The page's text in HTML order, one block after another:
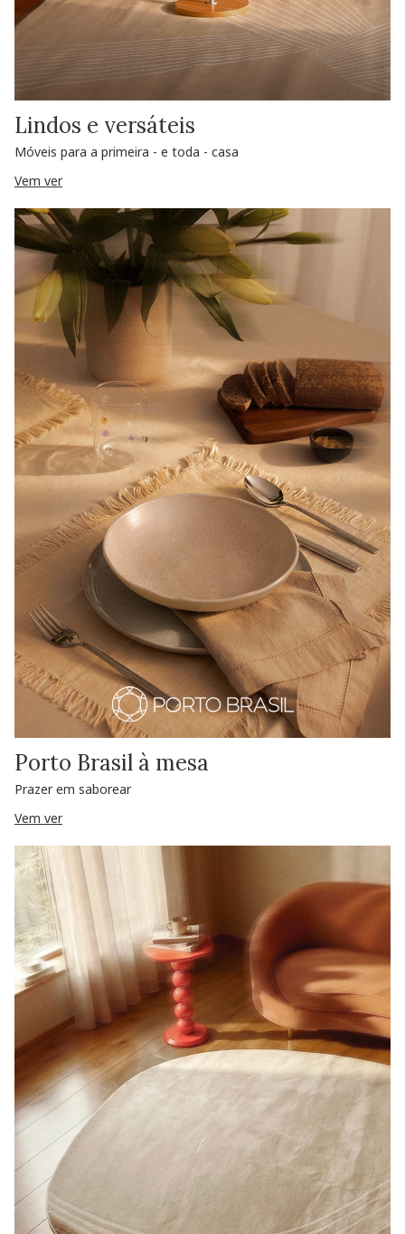
Lindos e versáteis
Móveis para a primeira - e toda - casa
Vem ver
Porto Brasil à mesa
Prazer em saborear
Vem ver